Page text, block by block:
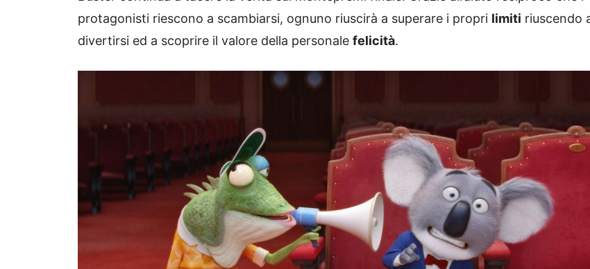
protagonisti riescono a scambiarsi, ognuno riuscirà a superare i propri limiti riuscendo
divertirsi ed a scoprire il valore della personale felicità.